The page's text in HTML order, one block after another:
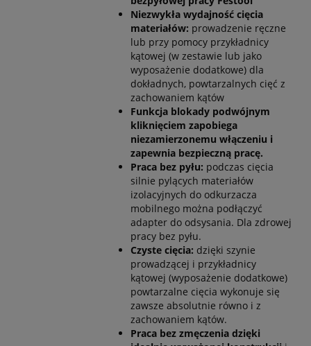
Niezwykła wydajność cięcia
materiałów: prowadzenie ręczne
lub przy pomocy przykładnicy
kątowej (w zestawie lub jako
wyposażenie dodatkowe) dla
dokładnych, powtarzalnych cięć z
zachowaniem kątów
Funkcja blokady podwójnym
kliknięciem zapobiega
niezamierzonemu włączeniu i
zapewnia bezpieczną pracę.
Praca bez pyłu: podczas cięcia
silnie pylących materiałów
izolacyjnych do odkurzacza
mobilnego można podłączyć
adapter do odsysania. Dla zdrowej
pracy bez pyłu.
Czyste cięcia: dzięki szynie
prowadzącej i przykładnicy
kątowej (wyposażenie dodatkowe)
powtarzalne cięcia wykonuje się
zawsze absolutnie równo i z
zachowaniem kątów.
Praca bez zmęczenia dzięki